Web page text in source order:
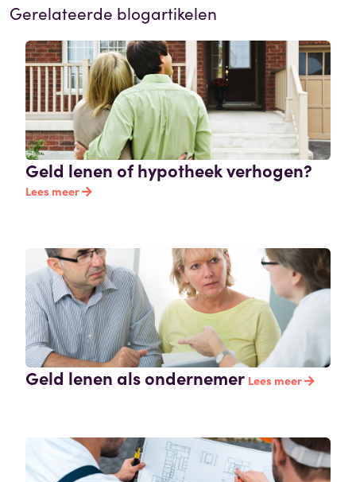
Gerelateerde blogartikelen
Geld lenen of hypotheek verhogen?
Lees meer
Geld lenen als ondernemer Lees meer